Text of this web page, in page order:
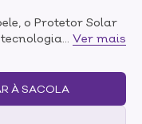
o Protetor Solar
exclusiva
os danos solares
o
pelo sol, além
Ver mais
À SACOLA